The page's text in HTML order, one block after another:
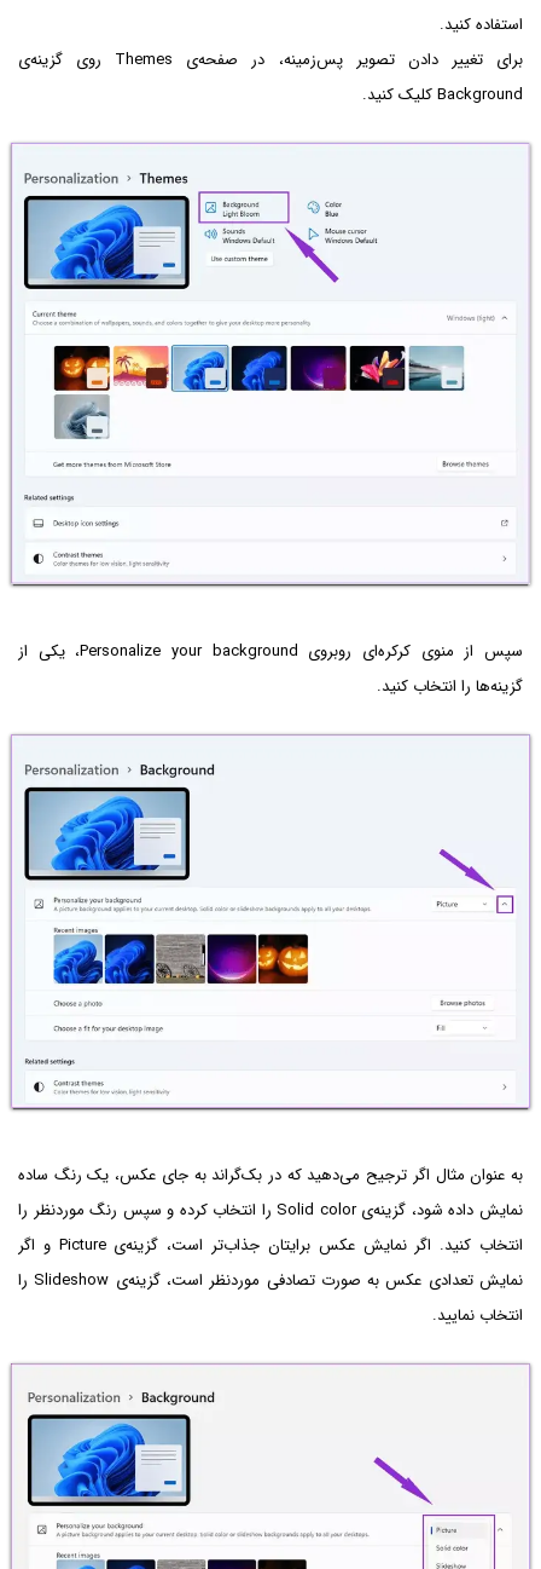
استفاده کنید.
برای تغییر دادن تصویر پس‌زمینه، در صفحه‌ی Themes روی گزینه‌ی
Background کلیک کنید.
سپس از منوی کرکره‌ای روبروی Personalize your background، یکی از
گزینه‌ها را انتخاب کنید.
به عنوان مثال اگر ترجیح می‌دهید که در بک‌گراند به جای عکس، یک رنگ ساده
نمایش داده شود، گزینه‌ی Solid color را انتخاب کرده و سپس رنگ موردنظر را
انتخاب کنید. اگر نمایش عکس برایتان جذاب‌تر است، گزینه‌ی Picture و اگر
نمایش تعدادی عکس به صورت تصادفی موردنظر است، گزینه‌ی Slideshow را
انتخاب نمایید.